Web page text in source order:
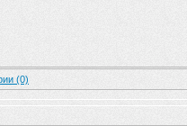
(0)